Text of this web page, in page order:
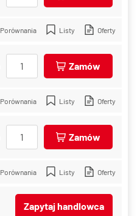
Porównania Listy Oferty
Zamów
Porównania Listy Oferty
Zamów
Porównania Listy Oferty
Zapytaj handlowca